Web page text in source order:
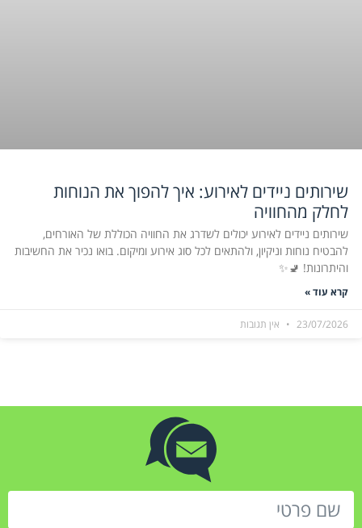
שירותים ניידים לאירוע: איך להפוך את הנוחות
לחלק מהחוויה
שירותים ניידים לאירוע יכולים לשדרג את החוויה הכוללת של האורחים,
להבטיח נוחות וניקיון, ולהתאים לכל סוג אירוע ומיקום. בואו נכיר את החשיבות
והיתרונות! 🚽✨
קרא עוד »
23/07/2026 אין תגובות